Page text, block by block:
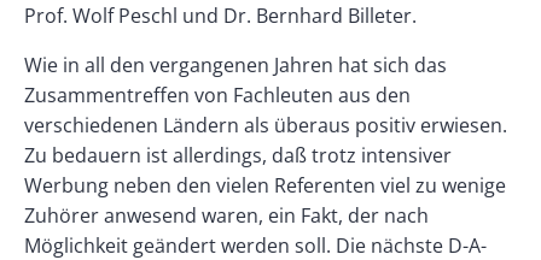
Prof. Wolf Peschl und Dr. Bernhard Billeter.
Wie in all den vergangenen Jahren hat sich das
Zusammentreffen von Fachleuten aus den
verschiedenen Ländern als überaus positiv erwiesen.
Zu bedauern ist allerdings, daß trotz intensiver
Werbung neben den vielen Referenten viel zu wenige
Zuhörer anwesend waren, ein Fakt, der nach
Möglichkeit geändert werden soll. Die nächste D-A-